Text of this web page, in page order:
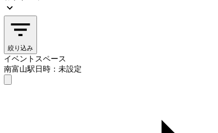
絞り込み
イベントスペース
南富山駅日時：未設定